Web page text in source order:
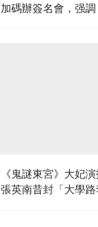
加碼辦簽名會，强
《鬼謎東宮》大妃
張英南昔封「大學